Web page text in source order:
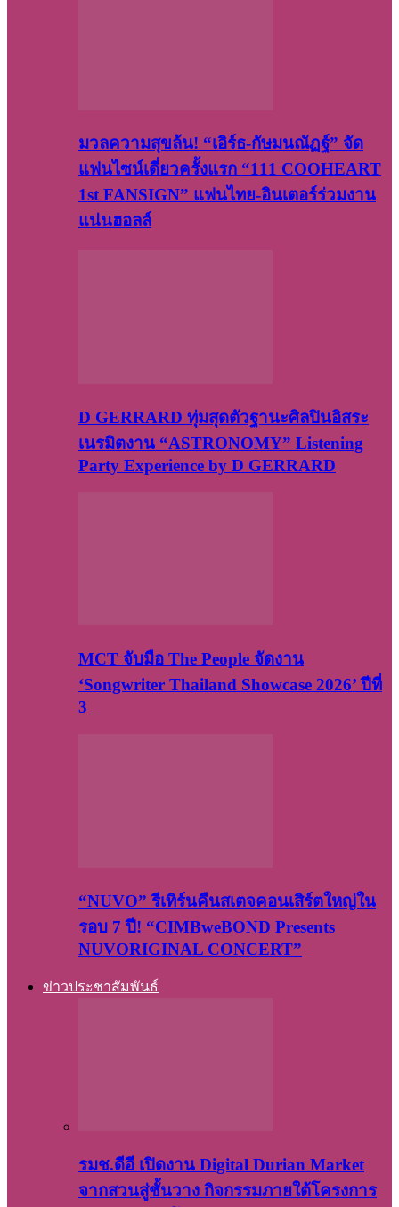
มวลความสุขล้น! “เอิร์ธ-กัษมนณัฏฐ์” จัด
แฟนไซน์เดี่ยวครั้งแรก “111 COOHEART
1st FANSIGN” แฟนไทย-อินเตอร์ร่วมงาน
แน่นฮอลล์
D GERRARD ทุ่มสุดตัวฐานะศิลปินอิสระ
เนรมิตงาน “ASTRONOMY” Listening
Party Experience by D GERRARD
MCT จับมือ The People จัดงาน
‘Songwriter Thailand Showcase 2026’ ปีที่
3
“NUVO” รีเทิร์นคืนสเตจคอนเสิร์ตใหญ่ใน
รอบ 7 ปี! “CIMBweBOND Presents
NUVORIGINAL CONCERT”
ข่าวประชาสัมพันธ์
รมช.ดีอี เปิดงาน Digital Durian Market
จากสวนสู่ชั้นวาง กิจกรรมภายใต้โครงการ